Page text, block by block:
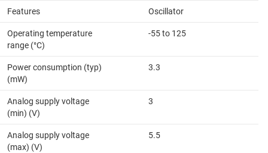
Features Oscillator
Operating temperature
range (°C)
-55 to 125
Power consumption (typ)
(mW)
3.3
Analog supply voltage
(min) (V)
3
Analog supply voltage
(max) (V)
5.5